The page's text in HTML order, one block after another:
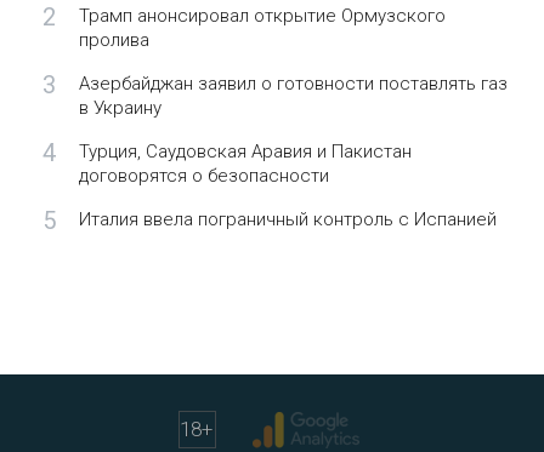
2
Трамп анонсировал открытие Ормузского
пролива
3
Азербайджан заявил о готовности поставлять газ
в Украину
4
Турция, Саудовская Аравия и Пакистан
договорятся о безопасности
5 Италия ввела пограничный контроль с Испанией
18+